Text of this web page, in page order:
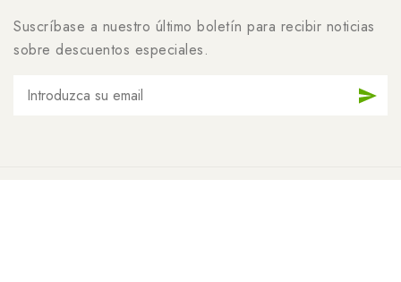
Suscríbase a nuestro último boletín para recibir noticias
sobre descuentos especiales.